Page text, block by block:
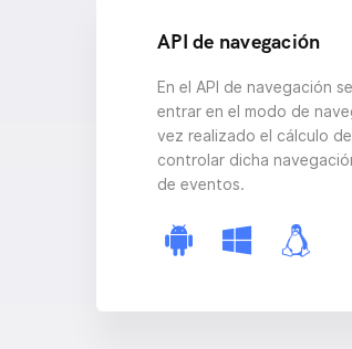
API de navegación
En el API de navegación
entrar en el modo de
vez realizado el cálculo
controlar dicha
de eventos.